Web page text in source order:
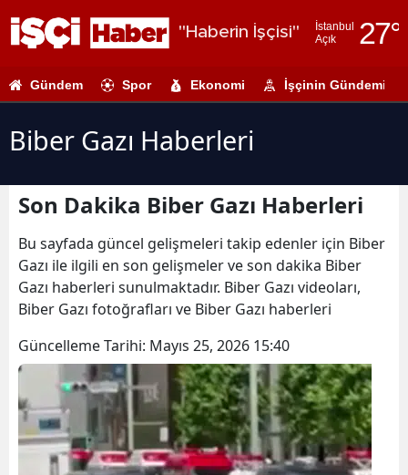
"Haberin İşçisi"
İstanbul
Açık
27°
Adıyaman
Amasya
Ankara
Antalya
Balıkesir
Bilecik
Bingöl
Gündem Spor Ekonomi İşçinin Gündemi
Biber Gazı Haberleri
Son Dakika Biber Gazı Haberleri
Bu sayfada güncel gelişmeleri takip edenler için Biber
Gazı ile ilgili en son gelişmeler ve son dakika Biber
Gazı haberleri sunulmaktadır. Biber Gazı videoları,
Biber Gazı fotoğrafları ve Biber Gazı haberleri
Güncelleme Tarihi: Mayıs 25, 2026 15:40